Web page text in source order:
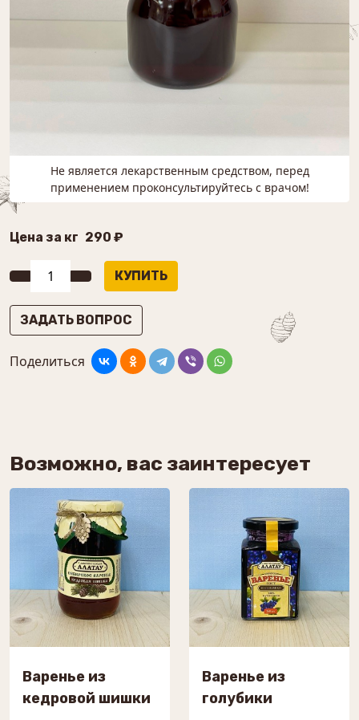
Не является лекарственным средством, перед
применением проконсультируйтесь с врачом!
Цена за кг 290 ₽
ЗАДАТЬ ВОПРОС
Поделиться
Возможно, вас заинтересует
Варенье из
кедровой шишки
Варенье из
голубики